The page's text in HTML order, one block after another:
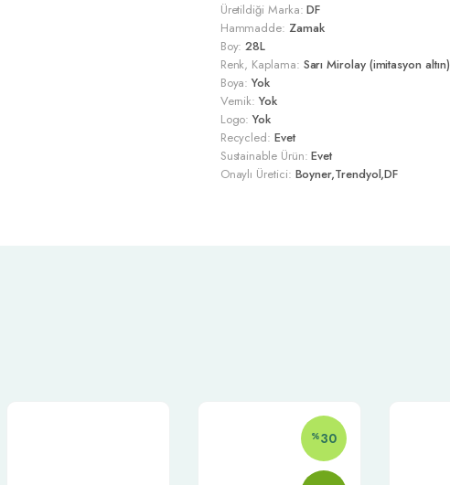
Üretildiği Marka:DF
Hammadde: Zamak
Boy:28L
Renk, Kaplama: Sarı Mirolay (imitasyon altın)
Boya:Yok
Vernik:Yok
Logo:Yok
Recycled: Evet
Sustainable Ürün:Evet
Onaylı Üretici: Boyner,Trendyol,DF
%30